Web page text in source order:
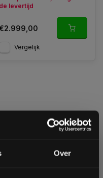
Over
de levertijd
€2.999,00
Vergelijk